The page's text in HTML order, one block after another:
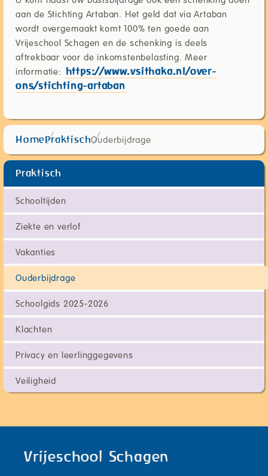
Praktisch
Schooltijden
Ziekte en verlof
Vakanties
Ouderbijdrage
Schoolgids 2025-2026
Klachten
Privacy en leerlinggegevens
Veiligheid
aan de Stichting Artaban. Het geld dat via Artaban
wordt overgemaakt komt 100% ten goede aan
Vrijeschool Schagen en de schenking is deels
aftrekbaar voor de inkomstenbelasting. Meer
informatie:
https://www.vsithaka.nl/over-
ons/stichting-artaban
Home PraktischOuderbijdrage
Vrijeschool Schagen